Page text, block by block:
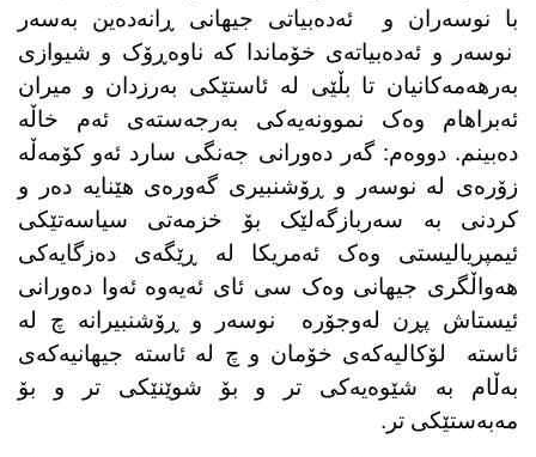
با نوسەران و ئەدەبیاتی جیهانی ڕانەدەین بەسەر
نوسەر و ئەدەبیاتەی خۆماندا کە ناوەڕۆک و شیوازی
بەرهەمەکانیان تا بڵێی لە ئاستێکی بەرزدان و میران
ئەبراهام وەک نموونەیەکی بەرجەستەی ئەم خاڵە
دەبینم. دووەم: گەر دەورانی جەنگی سارد ئەو کۆمەڵە
زۆرەی لە نوسەر و ڕۆشنبیری گەورەی هێنایە دەر و
کردنی بە سەربازگەلێک بۆ خزمەتی سیاسەتێکی
ئیمپریالیستی وەک ئەمریکا لە ڕێگەی دەزگایەکی
هەواڵگری جیهانی وەک سی ئای ئەیەوە ئەوا دەورانی
ئیستاش پڕن لەوجۆرە نوسەر و ڕۆشنبیرانە چ لە
ئاستە لۆکالیەکەی خۆمان و چ لە ئاستە جیهانیەکەی
بەڵام بە شێوەیەکی تر و بۆ شوێنێکی تر و بۆ
مەبەستێکی تر.